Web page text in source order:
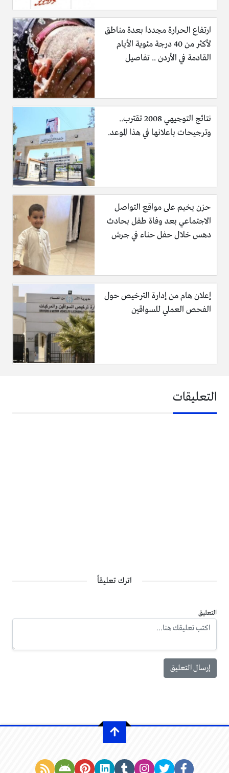
ارتفاع الحرارة مجددا بعدة مناطق
لأكثر من 40 درجة مئوية الأيام
القادمة في الأردن .. تفاصيل
نتائج التوجيهي 2008 تقترب..
وترجيحات باعلانها في هذا الموعد.
حزن يخيم على مواقع التواصل
الاجتماعي بعد وفاة طفل بحادث
دهس خلال حفل حناء في جرش
إعلان هام من إدارة الترخيص حول
الفحص العملي للسواقين
التعليقات
اترك تعليقاً
التعليق